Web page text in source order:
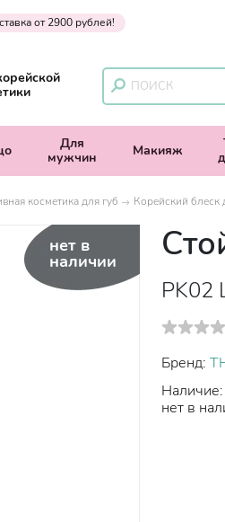
от 2900 рублей!
Для
мужчин
Макияж
косметика для губ Корейский блеск
нет в
наличии
PK02
Бренд:
Наличие:
нет в